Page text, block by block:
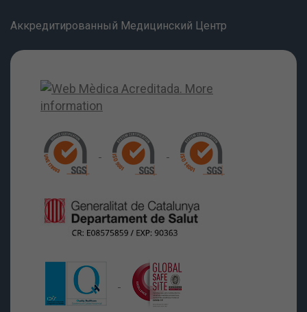
Аккредитированный Медицинский Центр